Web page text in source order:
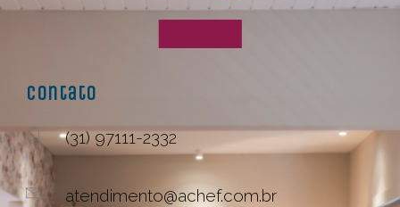
Contato
(31) 97111-2332
atendimento@achef.com.br